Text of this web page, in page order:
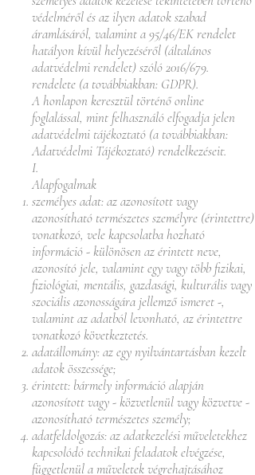
védelméről és az ilyen adatok szabad
áramlásáról, valamint a 95/46/EK rendelet
hatályon kívül helyezéséről (általános
adatvédelmi rendelet) szóló 2016/679.
rendelete (a továbbiakban: GDPR).
A honlapon keresztül történő online
foglalással, mint felhasználó elfogadja jelen
adatvédelmi tájékoztató (a továbbiakban:
Adatvédelmi Tájékoztató) rendelkezéseit.
I.
Alapfogalmak
személyes adat: az azonosított vagy
azonosítható természetes személyre (érintettre)
vonatkozó, vele kapcsolatba hozható
információ - különösen az érintett neve,
azonosító jele, valamint egy vagy több fizikai,
fiziológiai, mentális, gazdasági, kulturális vagy
szociális azonosságára jellemző ismeret -,
valamint az adatból levonható, az érintettre
vonatkozó következtetés.
adatállomány: az egy nyilvántartásban kezelt
adatok összessége;
érintett: bármely információ alapján
azonosított vagy - közvetlenül vagy közvetve -
azonosítható természetes személy;
adatfeldolgozás: az adatkezelési műveletekhez
kapcsolódó technikai feladatok elvégzése,
függetlenül a műveletek végrehajtásához